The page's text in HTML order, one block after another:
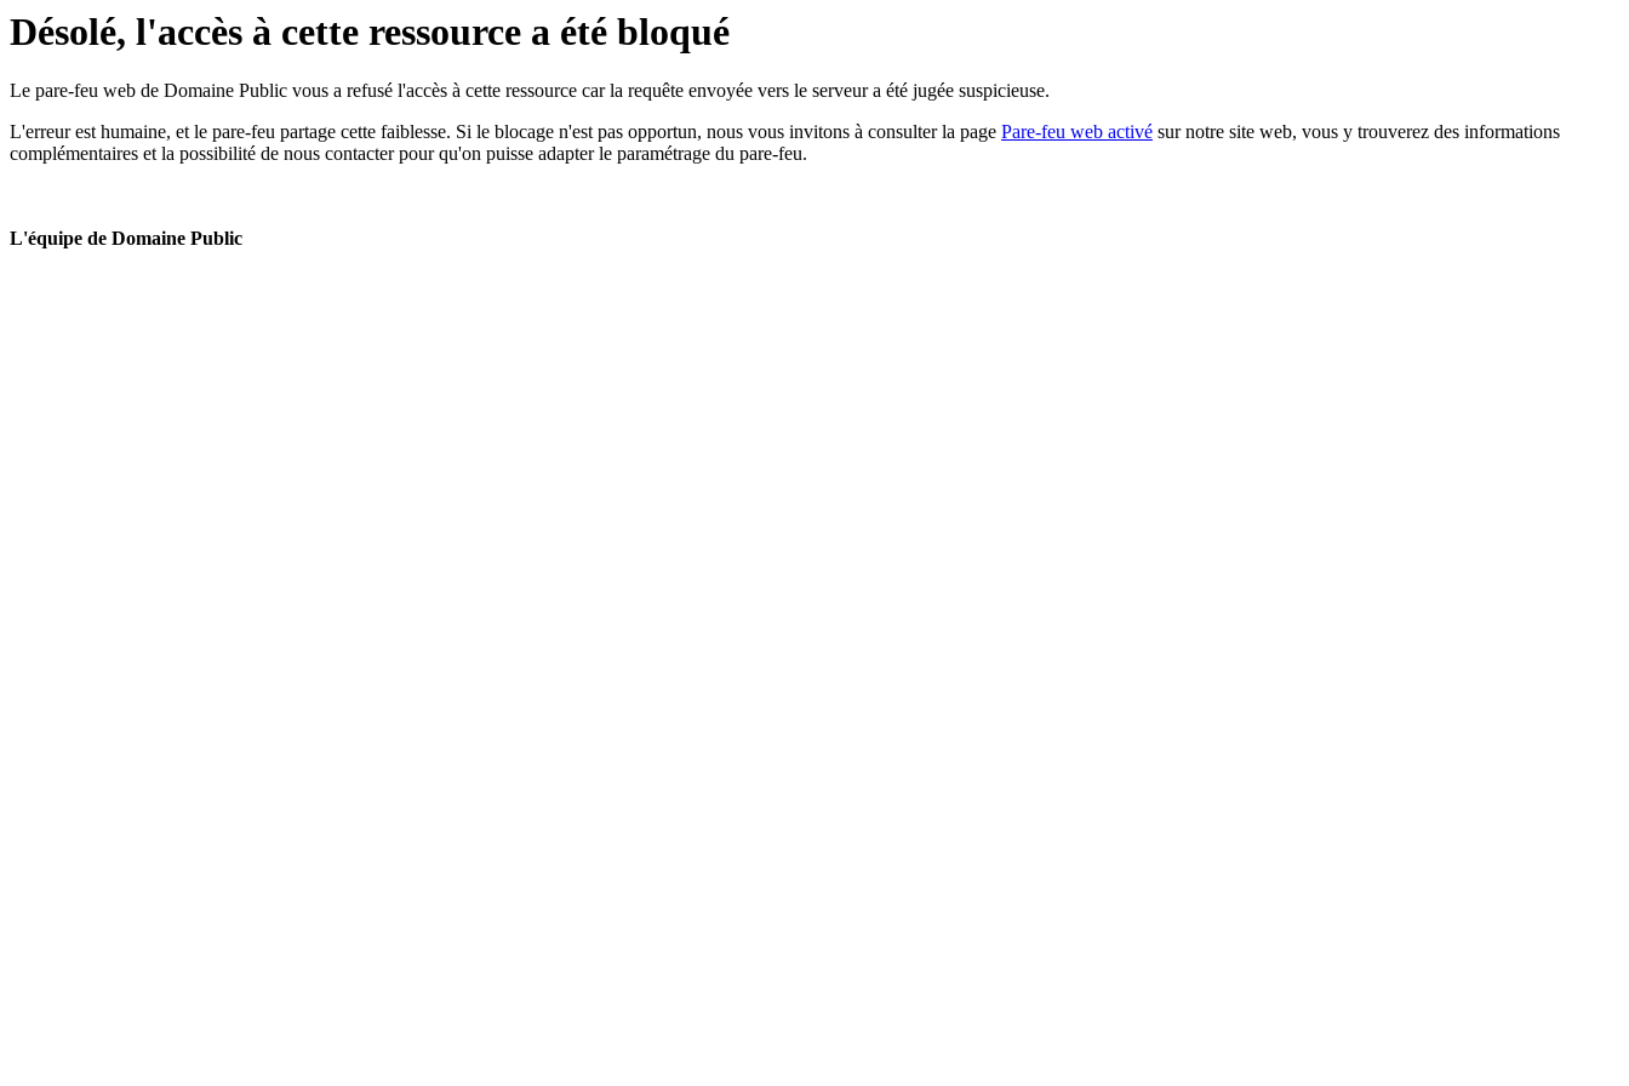
Désolé, l'accès à cette ressource a été bloqué
Le pare-feu web de Domaine Public vous a refusé l'accès à cette ressource car la requête envoyée vers le serveur a été jugée suspicieuse.
L'erreur est humaine, et le pare-feu partage cette faiblesse. Si le blocage n'est pas opportun, nous vous invitons à consulter la page Pare-feu web activé sur notre site web, vous y trouverez des informations
complémentaires et la possibilité de nous contacter pour qu'on puisse adapter le paramétrage du pare-feu.
L'équipe de Domaine Public